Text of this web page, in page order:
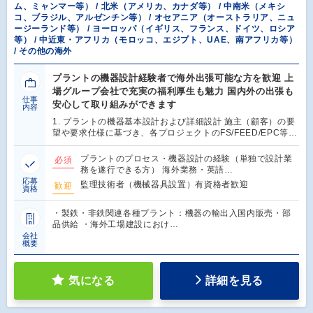
ム、ミャンマー等） / 北米（アメリカ、カナダ等） / 中南米（メキシ
コ、ブラジル、アルゼンチン等） / オセアニア（オーストラリア、ニュ
ージーランド等） / ヨーロッパ（イギリス、フランス、ドイツ、ロシア
等） / 中近東・アフリカ（モロッコ、エジプト、UAE、南アフリカ等）
/ その他の海外
仕事
内容
プラントの機器設計経験者で海外出張可能な方を歓迎 上
場グループ会社で充実の福利厚生も魅力 国内外の出張も
安心して取り組みができます
1. プラントの機器基本設計および詳細設計 施主（顧客）の要
望や要求仕様に基づき、各プロジェクトのFS/FEED/EPC等…
応募
資格
必須
プラントのプロセス・機器設計の経験（単独で設計業
務を遂行できる方） 海外業務・英語…
歓迎
監理技術者（機械器具設置）有資格者歓迎
会社
概要
・製鉄・非鉄関連各種プラント：機器の輸出入国内販売・部
品供給 ・海外工場建設におけ…
気になる 詳細を見る